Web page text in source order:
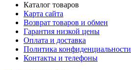
Каталог товаров
Карта сайта
Возврат товаров и обмен
Гарантия низкой цены
Оплата и доставка
Политика конфиденциальности
Контакты и телефоны